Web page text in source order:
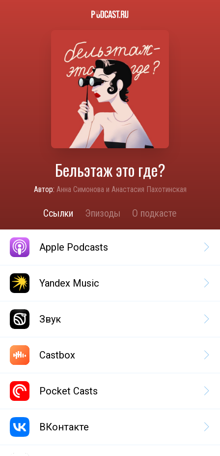
Бельэтаж это где?
Автор: Анна Симонова и Анастасия Пахотинская
Ссылки Эпизоды О подкасте
Apple Podcasts
Yandex Music
Звук
Castbox
Pocket Casts
ВКонтакте